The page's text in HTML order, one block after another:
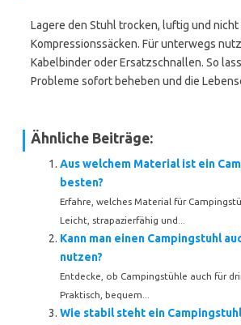
Lagere den Stuhl trocken, luftig und nicht
Kompressionssäcken. Für unterwegs
Kabelbinder oder Ersatzschnallen. So
Probleme sofort beheben und die
Ähnliche Beiträge:
Aus welchem Material ist ein
besten?
Erfahre, welches Material für
Leicht, strapazierfähig und...
Kann man einen Campingstuhl
nutzen?
Entdecke, ob Campingstühle auch für
Praktisch, bequem...
Wie stabil steht ein